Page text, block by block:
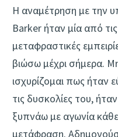
Η αναμέτρηση με την
Barker ήταν μία από
μεταφραστικές
βιώσω μέχρι σήμερα.
ισχυρίζομαι πως ήταν
τις δυσκολίες του,
ξυπνάω με αγωνία
μετάφραση.